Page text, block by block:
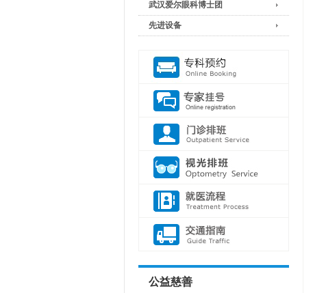
武汉爱尔眼科博士团
先进设备
公益慈善